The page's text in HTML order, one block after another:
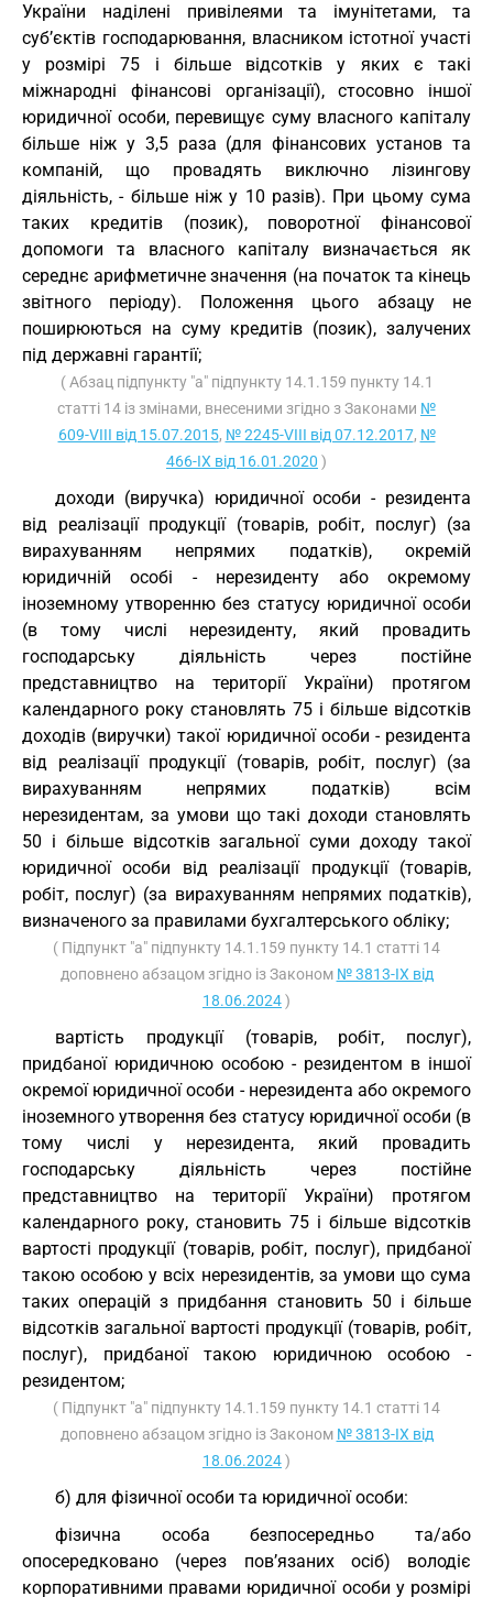
України наділені привілеями та імунітетами, та
суб’єктів господарювання, власником істотної участі
у розмірі 75 і більше відсотків у яких є такі
міжнародні фінансові організації), стосовно іншої
юридичної особи, перевищує суму власного капіталу
більше ніж у 3,5 раза (для фінансових установ та
компаній, що провадять виключно лізингову
діяльність, - більше ніж у 10 разів). При цьому сума
таких кредитів (позик), поворотної фінансової
допомоги та власного капіталу визначається як
середнє арифметичне значення (на початок та кінець
звітного періоду). Положення цього абзацу не
поширюються на суму кредитів (позик), залучених
під державні гарантії;
( Абзац підпункту "а" підпункту 14.1.159 пункту 14.1
статті 14 із змінами, внесеними згідно з Законами №
609-VIII від 15.07.2015, № 2245-VIII від 07.12.2017, №
466-IX від 16.01.2020 )
доходи (виручка) юридичної особи - резидента
від реалізації продукції (товарів, робіт, послуг) (за
вирахуванням непрямих податків), окремій
юридичній особі - нерезиденту або окремому
іноземному утворенню без статусу юридичної особи
(в тому числі нерезиденту, який провадить
господарську діяльність через постійне
представництво на території України) протягом
календарного року становлять 75 і більше відсотків
доходів (виручки) такої юридичної особи - резидента
від реалізації продукції (товарів, робіт, послуг) (за
вирахуванням непрямих податків) всім
нерезидентам, за умови що такі доходи становлять
50 і більше відсотків загальної суми доходу такої
юридичної особи від реалізації продукції (товарів,
робіт, послуг) (за вирахуванням непрямих податків),
визначеного за правилами бухгалтерського обліку;
( Підпункт "а" підпункту 14.1.159 пункту 14.1 статті 14
доповнено абзацом згідно із Законом № 3813-IX від
18.06.2024)
вартість продукції (товарів, робіт, послуг),
придбаної юридичною особою - резидентом в іншої
окремої юридичної особи - нерезидента або окремого
іноземного утворення без статусу юридичної особи (в
тому числі у нерезидента, який провадить
господарську діяльність через постійне
представництво на території України) протягом
календарного року, становить 75 і більше відсотків
вартості продукції (товарів, робіт, послуг), придбаної
такою особою у всіх нерезидентів, за умови що сума
таких операцій з придбання становить 50 і більше
відсотків загальної вартості продукції (товарів, робіт,
послуг), придбаної такою юридичною особою -
резидентом;
( Підпункт "а" підпункту 14.1.159 пункту 14.1 статті 14
доповнено абзацом згідно із Законом № 3813-IX від
18.06.2024)
б) для фізичної особи та юридичної особи:
фізична особа безпосередньо та/або
опосередковано (через пов’язаних осіб) володіє
корпоративними правами юридичної особи у розмірі